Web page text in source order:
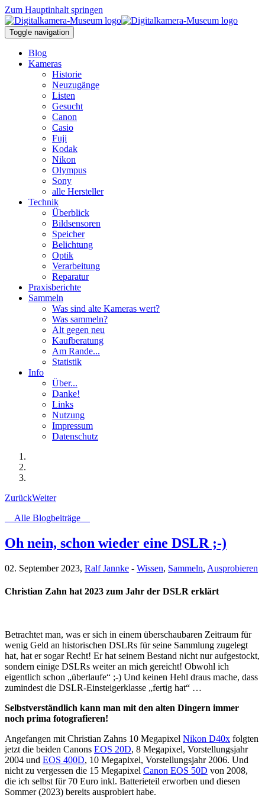
Zum Hauptinhalt springen
Toggle navigation
Blog
Kameras
Historie
Neuzugänge
Listen
Gesucht
Canon
Casio
Fuji
Kodak
Nikon
Olympus
Sony
alle Hersteller
Technik
Überblick
Bildsensoren
Speicher
Belichtung
Optik
Verarbeitung
Reparatur
Praxisberichte
Sammeln
Was sind alte Kameras wert?
Was sammeln?
Alt gegen neu
Kaufberatung
Am Rande...
Statistik
Info
Über...
Danke!
Links
Nutzung
Impressum
Datenschutz
ZurückWeiter
Alle Blogbeiträge
Oh nein, schon wieder eine DSLR ;-)
02. September 2023, Ralf Jannke - Wissen, Sammeln, Ausprobieren
Christian Zahn hat 2023 zum Jahr der DSLR erklärt
Betrachtet man, was er sich in einem überschaubaren Zeitraum für
wenig Geld an historischen DSLRs für seine Sammlung zugelegt
hat, hat er sogar Recht! Er hat seinem Bestand nicht nur aufgestockt,
sondern einige DSLRs weiter an mich gereicht! Obwohl ich
eigentlich schon „überlaufe“ ;-) Und keinen Hehl draus mache, dass
zumindest die DSLR-Einsteigerklasse „fertig hat“ …
Selbstverständlich kann man mit den alten Dingern immer
noch prima fotografieren!
Angefangen mit Christian Zahns 10 Megapixel Nikon D40x folgten
jetzt die beiden Canons EOS 20D, 8 Megapixel, Vorstellungsjahr
2004 und EOS 400D, 10 Megapixel, Vorstellungsjahr 2006. Und
nicht zu vergessen die 15 Megapixel Canon EOS 50D von 2008,
die ich selbst für 70 Euro inkl. Batterieteil erworben und diesen
Sommer (2023) bereits ausprobiert habe.